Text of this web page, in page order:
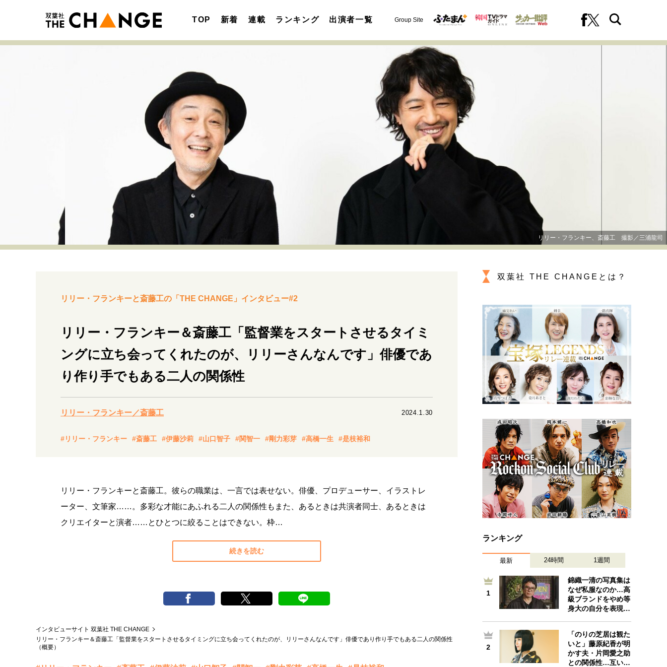
TOP 新着 連載 ランキング 出演者一覧 Group Site
注目の記事テーマで探す
運命を変えた出会い 挫折からの再起 未知への挑戦
表現者の葛藤
セカンドキャリアの描き方 独立という決断
ファーストキャリアを拓く
経営・ビジネス
ライフスタイル・生き方 40代からの景色 50代のリアル
一生モノの愛用品
社会・カルチャー・マネー 地域とつながる/お金との付き合い方
リリー・フランキー、斎藤工 撮影／三浦龍司
リリー・フランキーと斎藤工の「THE CHANGE」インタビュー#2
リリー・フランキー＆斎藤工「監督業をスタートさせるタイミ
ングに立ち会ってくれたのが、リリーさんなんです」俳優であ
り作り手でもある二人の関係性
リリー・フランキー／斎藤工 2024.1.30
#リリー・フランキー #斎藤工 #伊藤沙莉 #山口智子 #関智一 #剛力彩芽 #高橋一生 #是枝裕和
リリー・フランキーと斎藤工。彼らの職業は、一言では表せない。俳優、プロデューサー、イラストレ
ーター、文筆家……。多彩な才能にあふれる二人の関係性もまた、あるときは共演者同士、あるときは
クリエイターと演者……とひとつに絞ることはできない。枠…
続きを読む
インタビューサイト 双葉社 THE CHANGE
リリー・フランキー＆斎藤工「監督業をスタートさせるタイミングに立ち会ってくれたのが、リリーさんなんです」俳優であり作り手でもある二人の関係性
（概要）
双葉社 THE CHANGEとは？
ランキング
最新 24時間 1週間
1
錦織一清の写真集は
なぜ私服なのか…高
級ブランドをやめ等
身大の自分を表現…
2
「のりの芝居は観た
いと」藤原紀香が明
かす夫・片岡愛之助
との関係性…互い…